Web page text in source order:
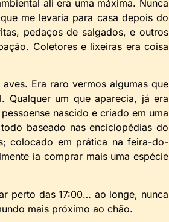
ali era uma máxima. Nunca
me levaria para casa depois do
pedaços de salgados, e outros
Coletores e lixeiras era coisa
Era raro vermos algumas que
Qualquer um que aparecia, já era
nascido e criado em uma
baseado nas enciclopédias do
colocado em prática na feira-do-
ia comprar mais uma espécie
perto das 17:00… ao longe, nunca
mais próximo ao chão.